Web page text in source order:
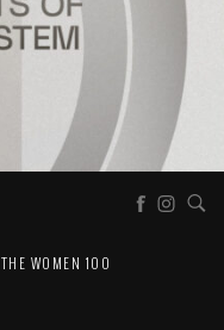
THE WOMEN 100